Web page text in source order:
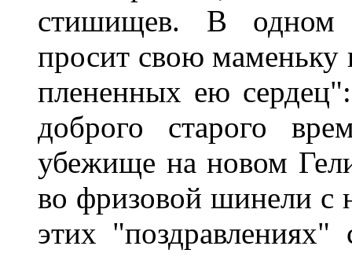
стишищев. В одном
просит свою маменьку
плененных ею
доброго старого
убежище на новом
во фризовой шинели с
этих